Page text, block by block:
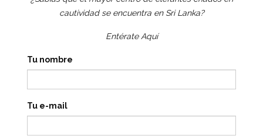
cautividad se encuentra en Sri Lanka?
Entérate Aquí
Tu nombre
Tu e-mail